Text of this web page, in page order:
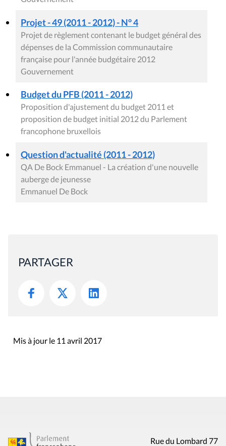
Projet - 49 (2011 - 2012) - N° 4
Projet de règlement contenant le budget général des
dépenses de la Commission communautaire
française pour l'année budgétaire 2012
Gouvernement
Budget du PFB (2011 - 2012)
Proposition d'ajustement du budget 2011 et
proposition de budget initial 2012 du Parlement
francophone bruxellois
Question d'actualité (2011 - 2012)
QA De Bock Emmanuel - La création d'une nouvelle
auberge de jeunesse
Emmanuel De Bock
PARTAGER
Mis à jour le 11 avril 2017
Rue du Lombard 77